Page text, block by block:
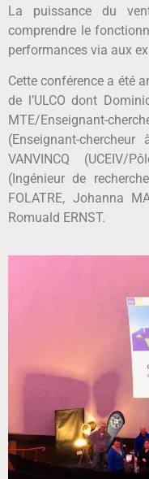
La puissance du
comprendre le
performances via aux
Cette conférence a été
de l’ULCO dont
MTE/Enseignant-
(Enseignant-chercheur
VANVINCQ (UCEIV/
(Ingénieur de
FOLATRE, Johanna
Romuald ERNST.